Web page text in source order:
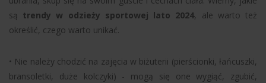
są trendy w odzieży sportowej lato 2024, ale warto też
określić, czego warto unikać.
• Nie należy chodzić na zajęcia w biżuterii (pierścionki, łańcuszki,
bransoletki, duże kolczyki) - mogą się one wygiąć, zgubić,